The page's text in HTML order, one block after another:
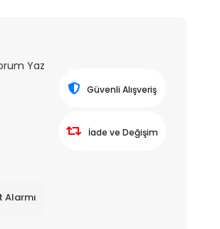
Yaz
Alarmı
Güvenli Alışveriş
İade ve Değişim